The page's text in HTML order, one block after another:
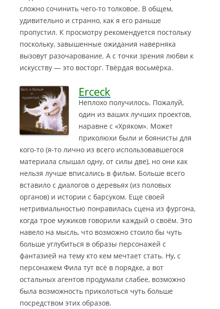
сложно сочинить чего-то толковое. В общем,
удивительно и странно, как я его раньше
пропустил. К просмотру рекомендуется постольку
поскольку, завышенные ожидания наверняка
вызовут разочарование. А с точки зрения любви к
искусству — это восторг. Твёрдая восьмёрка.
Erceck
Неплохо получилось. Пожалуй,
один из ваших лучших проектов,
наравне с «Хряком». Может
приколюхи были и боянисты для
кого-то (я-то лично из всего использовавшегося
материала слышал одну, от силы две), но они как
нельзя лучше вписались в фильм. Больше всего
вставило с диалогов о деревьях (из половых
органов) и истории с барсуком. Еще своей
нетривиальностью понравилась сцена из фургона,
когда трое мужиков говорили каждый о своём. Это
навело на мысль, что возможно стоило бы чуть
больше углубиться в образы персонажей с
фантазией на тему кто кем мечтает стать. Ну, с
персонажем Фила тут всё в порядке, а вот
остальных агентов продумали слабее, возможно
была возможность приколоться чуть больше
посредством этих образов.